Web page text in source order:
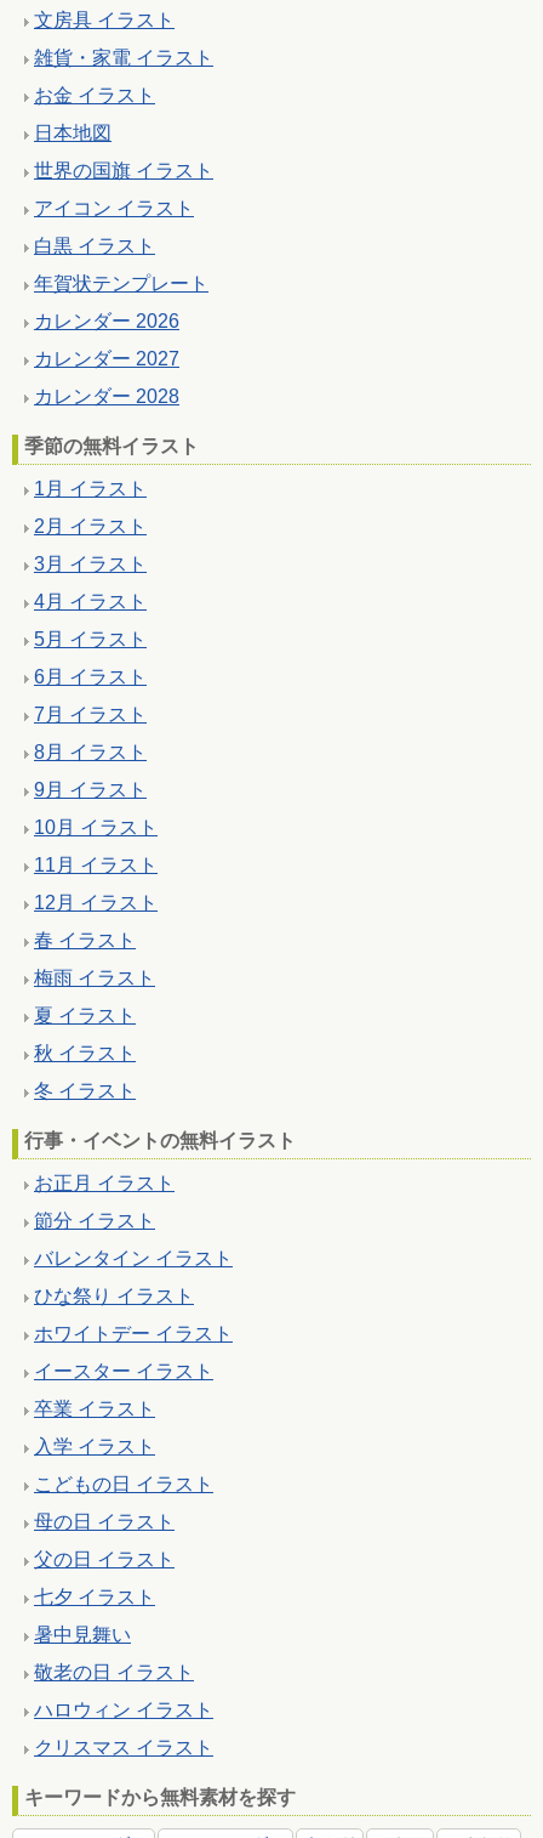
文房具 イラスト
雑貨・家電 イラスト
お金 イラスト
日本地図
世界の国旗 イラスト
アイコン イラスト
白黒 イラスト
年賀状テンプレート
カレンダー 2026
カレンダー 2027
カレンダー 2028
季節の無料イラスト
1月 イラスト
2月 イラスト
3月 イラスト
4月 イラスト
5月 イラスト
6月 イラスト
7月 イラスト
8月 イラスト
9月 イラスト
10月 イラスト
11月 イラスト
12月 イラスト
春 イラスト
梅雨 イラスト
夏 イラスト
秋 イラスト
冬 イラスト
行事・イベントの無料イラスト
お正月 イラスト
節分 イラスト
バレンタイン イラスト
ひな祭り イラスト
ホワイトデー イラスト
イースター イラスト
卒業 イラスト
入学 イラスト
こどもの日 イラスト
母の日 イラスト
父の日 イラスト
七夕 イラスト
暑中見舞い
敬老の日 イラスト
ハロウィン イラスト
クリスマス イラスト
キーワードから無料素材を探す